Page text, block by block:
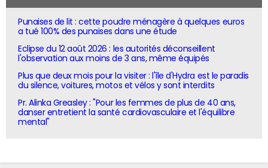
Punaises de lit : cette poudre ménagère à quelques euros
a tué 100% des punaises dans une étude
Eclipse du 12 août 2026 : les autorités déconseillent
l'observation aux moins de 3 ans, même équipés
Plus que deux mois pour la visiter : l'île d'Hydra est le paradis
du silence, voitures, motos et vélos y sont interdits
Pr. Alinka Greasley : "Pour les femmes de plus de 40 ans,
danser entretient la santé cardiovasculaire et l'équilibre
mental"